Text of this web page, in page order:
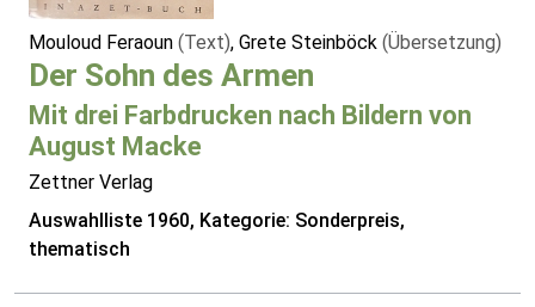
Mouloud Feraoun (Text), Grete Steinböck (Übersetzung)
Der Sohn des Armen
Mit drei Farbdrucken nach Bildern von
August Macke
Zettner Verlag
Auswahlliste 1960, Kategorie: Sonderpreis,
thematisch